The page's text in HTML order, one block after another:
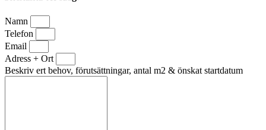
Namn
Telefon
Email
Adress + Ort
Beskriv ert behov, förutsättningar, antal m2 & önskat startdatum